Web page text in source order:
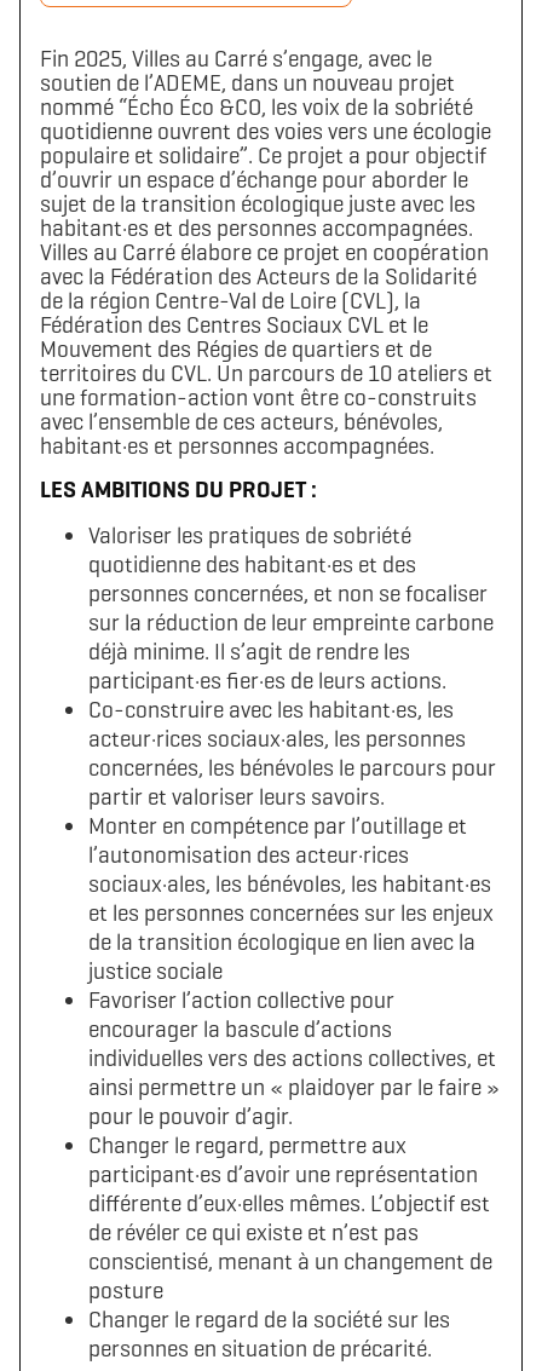
Fin 2025, Villes au Carré s’engage, avec le
soutien de l’ADEME, dans un nouveau projet
nommé “Écho Éco &CO, les voix de la sobriété
quotidienne ouvrent des voies vers une écologie
populaire et solidaire”. Ce projet a pour objectif
d’ouvrir un espace d’échange pour aborder le
sujet de la transition écologique juste avec les
habitant·es et des personnes accompagnées.
Villes au Carré élabore ce projet en coopération
avec la Fédération des Acteurs de la Solidarité
de la région Centre-Val de Loire (CVL), la
Fédération des Centres Sociaux CVL et le
Mouvement des Régies de quartiers et de
territoires du CVL. Un parcours de 10 ateliers et
une formation-action vont être co-construits
avec l’ensemble de ces acteurs, bénévoles,
habitant·es et personnes accompagnées.
LES AMBITIONS DU PROJET :
Valoriser les pratiques de sobriété
quotidienne des habitant·es et des
personnes concernées, et non se focaliser
sur la réduction de leur empreinte carbone
déjà minime. Il s’agit de rendre les
participant·es fier·es de leurs actions.
Co-construire avec les habitant·es, les
acteur·rices sociaux·ales, les personnes
concernées, les bénévoles le parcours pour
partir et valoriser leurs savoirs.
Monter en compétence par l’outillage et
l’autonomisation des acteur·rices
sociaux·ales, les bénévoles, les habitant·es
et les personnes concernées sur les enjeux
de la transition écologique en lien avec la
justice sociale
Favoriser l’action collective pour
encourager la bascule d’actions
individuelles vers des actions collectives, et
ainsi permettre un « plaidoyer par le faire »
pour le pouvoir d’agir.
Changer le regard, permettre aux
participant·es d’avoir une représentation
différente d’eux·elles mêmes. L’objectif est
de révéler ce qui existe et n’est pas
conscientisé, menant à un changement de
posture
Changer le regard de la société sur les
personnes en situation de précarité.